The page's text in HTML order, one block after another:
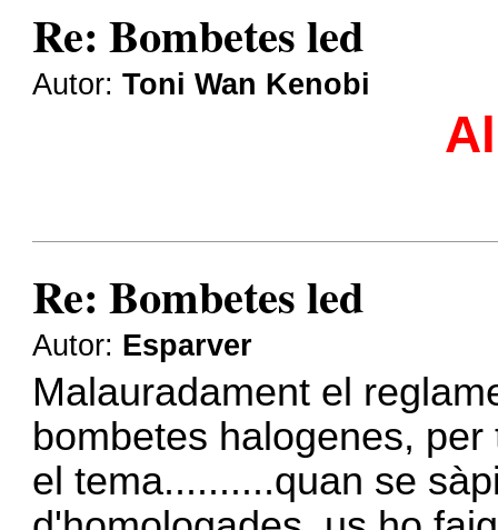
Re: Bombetes led
Autor:Toni Wan Kenobi
Re: Bombetes led
Autor: Esparver
Malauradament el
bombetes halogenes,
el tema..........quan se